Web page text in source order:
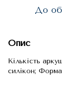
До
Опис
Кількість
силікон;